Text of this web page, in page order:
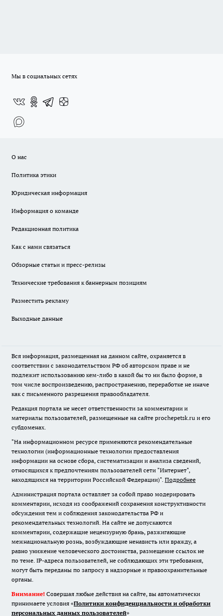
Мы в социальных сетях
О нас
Политика этики
Юридическая информация
Информация о команде
Редакционная политика
Как с нами связаться
Обзорные статьи и пресс-релизы
Технические требования к баннерным позициям
Разместить рекламу
Выходные данные
Вся информация, размещенная на данном сайте, охраняется в
соответствии с законодательством РФ об авторском праве и не
подлежит использованию кем-либо в какой бы то ни было форме, в
том числе воспроизведению, распространению, переработке не иначе
как с письменного разрешения правообладателя.
Редакция портала не несет ответственности за комментарии и
материалы пользователей, размещенные на сайте prochepetsk.ru и его
субдоменах.
"На информационном ресурсе применяются рекомендательные
технологии (информационные технологии предоставления
информации на основе сбора, систематизации и анализа сведений,
относящихся к предпочтениям пользователей сети "Интернет",
находящихся на территории Российской Федерации)". Подробнее
Администрация портала оставляет за собой право модерировать
комментарии, исходя из соображений сохранения конструктивности
обсуждения тем и соблюдения законодательства РФ и
рекомендательных технологий. На сайте не допускаются
комментарии, содержащие нецензурную брань, разжигающие
межнациональную рознь, возбуждающие ненависть или вражду, а
равно унижение человеческого достоинства, размещение ссылок не
по теме. IP-адреса пользователей, не соблюдающих эти требования,
могут быть переданы по запросу в надзорные и правоохранительные
органы.
Внимание! Совершая любые действия на сайте, вы автоматически
принимаете условия «Политики конфиденциальности и обработки
персональных данных пользователей»